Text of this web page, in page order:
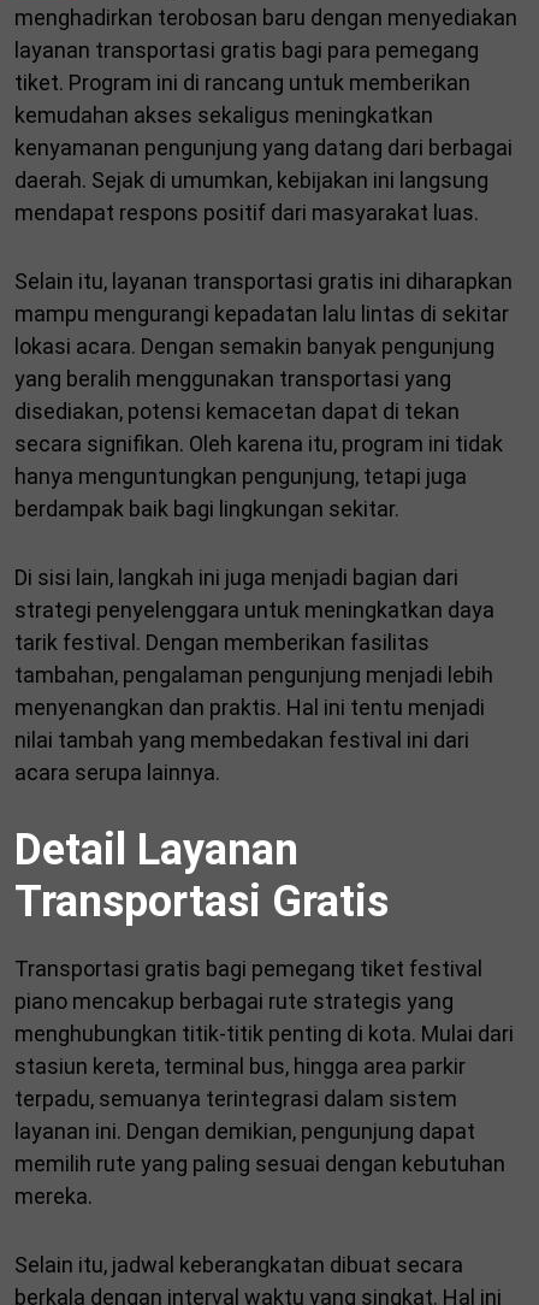
menghadirkan terobosan baru dengan menyediakan
layanan transportasi gratis bagi para pemegang
tiket. Program ini di rancang untuk memberikan
kemudahan akses sekaligus meningkatkan
kenyamanan pengunjung yang datang dari berbagai
daerah. Sejak di umumkan, kebijakan ini langsung
mendapat respons positif dari masyarakat luas.
Selain itu, layanan transportasi gratis ini diharapkan
mampu mengurangi kepadatan lalu lintas di sekitar
lokasi acara. Dengan semakin banyak pengunjung
yang beralih menggunakan transportasi yang
disediakan, potensi kemacetan dapat di tekan
secara signifikan. Oleh karena itu, program ini tidak
hanya menguntungkan pengunjung, tetapi juga
berdampak baik bagi lingkungan sekitar.
Di sisi lain, langkah ini juga menjadi bagian dari
strategi penyelenggara untuk meningkatkan daya
tarik festival. Dengan memberikan fasilitas
tambahan, pengalaman pengunjung menjadi lebih
menyenangkan dan praktis. Hal ini tentu menjadi
nilai tambah yang membedakan festival ini dari
acara serupa lainnya.
Detail Layanan
Transportasi Gratis
Transportasi gratis bagi pemegang tiket festival
piano mencakup berbagai rute strategis yang
menghubungkan titik-titik penting di kota. Mulai dari
stasiun kereta, terminal bus, hingga area parkir
terpadu, semuanya terintegrasi dalam sistem
layanan ini. Dengan demikian, pengunjung dapat
memilih rute yang paling sesuai dengan kebutuhan
mereka.
Selain itu, jadwal keberangkatan dibuat secara
berkala dengan interval waktu yang singkat. Hal ini